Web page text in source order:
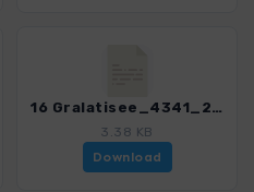
16 Gralatisee_4341_2.gpx
3.38 KB
Download